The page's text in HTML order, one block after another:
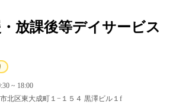
放課後等デイサービス
~ 18:00
北区東大成町１−１５４ 黒澤ビル１f